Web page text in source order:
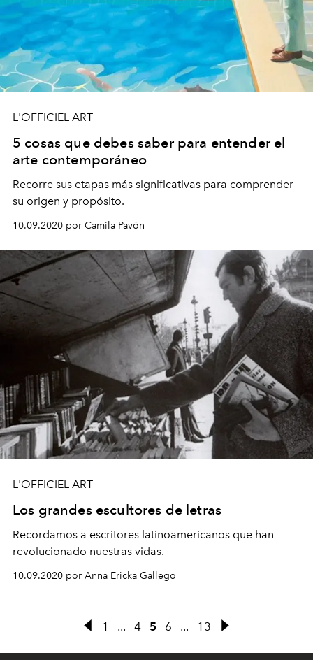
L'OFFICIEL ART
5 cosas que debes saber para entender el
arte contemporáneo
Recorre sus etapas más significativas para comprender
su origen y propósito.
10.09.2020 por Camila Pavón
L'OFFICIEL ART
Los grandes escultores de letras
Recordamos a escritores latinoamericanos que han
revolucionado nuestras vidas.
10.09.2020 por Anna Ericka Gallego
1 ... 4 5 6 ... 13